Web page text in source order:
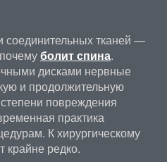
тканей —
болит спина.
дисками нервные
и продолжительную
повреждения
практика
К хирургическому
крайне редко.